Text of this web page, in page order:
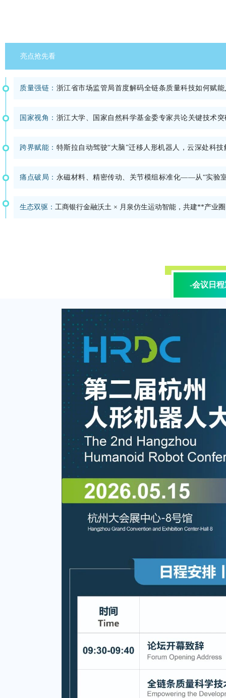
亮点抢先看
质量强链： 浙江省市场监管局首度解码全链条质量科技如何赋
国家视角： 浙江大学、国家自然科学基金委专家共论关键技术
跨界赋能： 特斯拉自动驾驶“大脑”迁移人形机器人， 云深处科技
痛点破局： 永磁材料、精密传动、关节模组标准化——从“实验
生态双驱： 工商银行金融沃土 × 月泉仿生运动智能，共建**产业
-会议日